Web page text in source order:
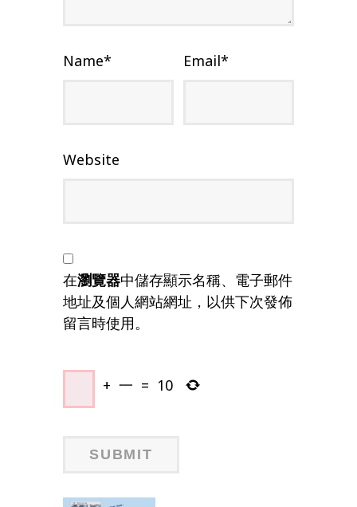
Name* Email*
Website
在瀏覽器中儲存顯示名稱、電子郵件
地址及個人網站網址，以供下次發佈
留言時使用。
+ 一 = 10